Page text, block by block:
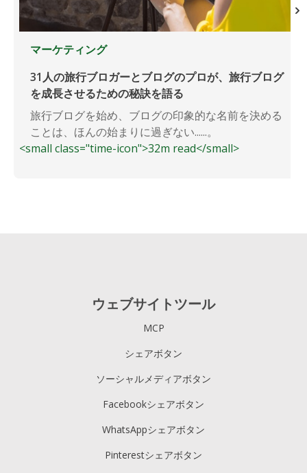
マーケティング
31人の旅行ブロガーとブログのプロが、旅行ブログ
を成長させるための秘訣を語る
旅行ブログを始め、ブログの印象的な名前を決める
ことは、ほんの始まりに過ぎない......。
<small class="time-icon">32m read</small>
ウェブサイトツール
MCP
シェアボタン
ソーシャルメディアボタン
Facebookシェアボタン
WhatsAppシェアボタン
Pinterestシェアボタン